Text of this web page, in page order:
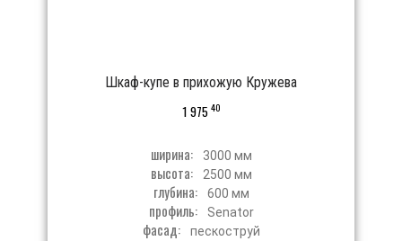
Шкаф-купе в прихожую Кружева
1 975 40
ширина: 3000 мм
высота: 2500 мм
глубина: 600 мм
профиль: Senator
фасад: пескоструй